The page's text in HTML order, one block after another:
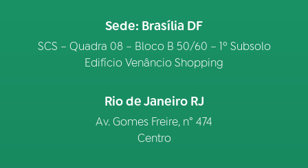
Sede: Brasília DF
SCS – Quadra 08 – Bloco B 50/60 – 1º Subsolo
Edifício Venâncio Shopping
Rio de Janeiro RJ
Av. Gomes Freire, n° 474
Centro